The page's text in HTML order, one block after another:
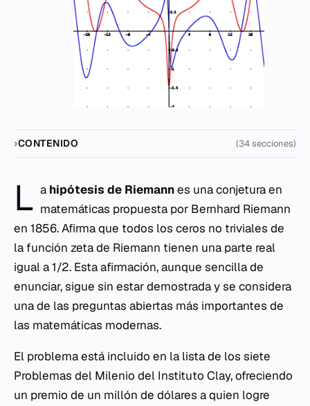
CONTENIDO (34 secciones)
L a hipótesis de Riemannes una conjetura en
matemáticas propuesta por Bernhard Riemann
en 1856. Afirma que todos los ceros no triviales de
la función zeta de Riemann tienen una parte real
igual a 1/2. Esta afirmación, aunque sencilla de
enunciar, sigue sin estar demostrada y se considera
una de las preguntas abiertas más importantes de
las matemáticas modernas.
El problema está incluido en la lista de los siete
Problemas del Milenio del Instituto Clay, ofreciendo
un premio de un millón de dólares a quien logre